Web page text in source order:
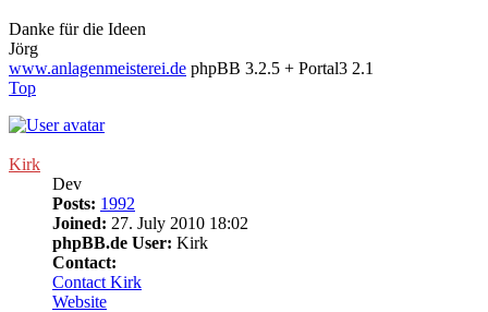
Danke für die Ideen
Jörg
www.anlagenmeisterei.de phpBB 3.2.5 + Portal3 2.1
Top
Kirk
Dev
Posts: 1992
Joined: 27. July 2010 18:02
phpBB.de User: Kirk
Contact:
Contact Kirk
Website